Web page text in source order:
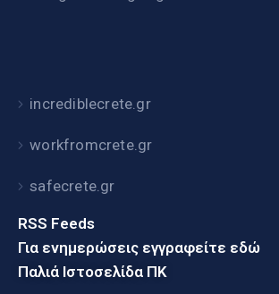
incrediblecrete.gr
workfromcrete.gr
safecrete.gr
RSS Feeds
Για ενημερώσεις εγγραφείτε εδώ
Παλιά Ιστοσελίδα ΠΚ